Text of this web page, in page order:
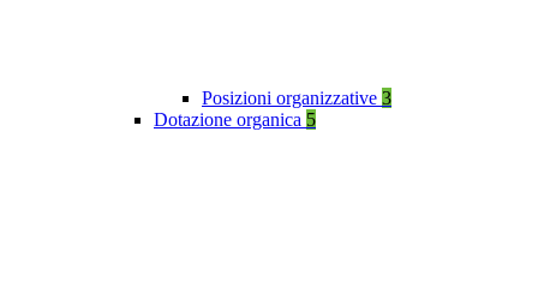
Posizioni organizzative 3
Dotazione organica 5